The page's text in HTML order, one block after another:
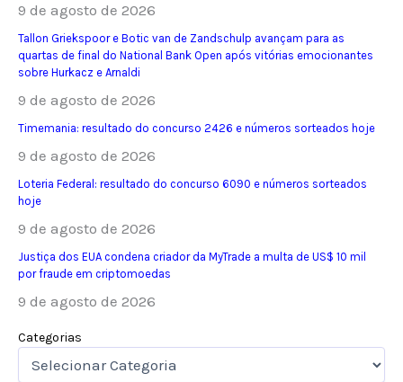
9 de agosto de 2026
Tallon Griekspoor e Botic van de Zandschulp avançam para as
quartas de final do National Bank Open após vitórias emocionantes
sobre Hurkacz e Arnaldi
9 de agosto de 2026
Timemania: resultado do concurso 2426 e números sorteados hoje
9 de agosto de 2026
Loteria Federal: resultado do concurso 6090 e números sorteados
hoje
9 de agosto de 2026
Justiça dos EUA condena criador da MyTrade a multa de US$ 10 mil
por fraude em criptomoedas
9 de agosto de 2026
Categorias